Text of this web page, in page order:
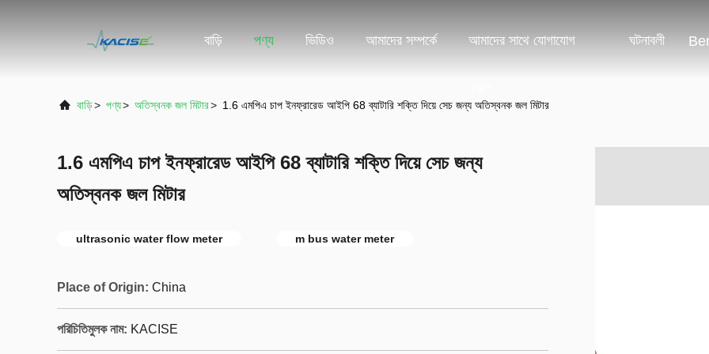
বাড়ি পণ্য ভিডিও আমাদের সম্পর্কে আমাদের সাথে যোগাযোগ ঘটনাবলী
বাড়ি> পণ্য> অতিস্বনক জল মিটার> 1.6 এমপিএ চাপ ইনফ্রারেড আইপি 68 ব্যাটারি শক্তি দিয়ে সেচ জন্য অতিস্বনক জল মিটার
1.6 এমপিএ চাপ ইনফ্রারেড আইপি 68 ব্যাটারি শক্তি দিয়ে সেচ জন্য
অতিস্বনক জল মিটার
ultrasonic water flow meter m bus water meter
Place of Origin: China
পরিচিতিমুলক নাম: KACISE